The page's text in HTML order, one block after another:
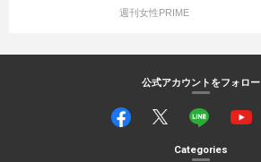
週刊女性PRIME
公式アカウントをフォロー
Categories